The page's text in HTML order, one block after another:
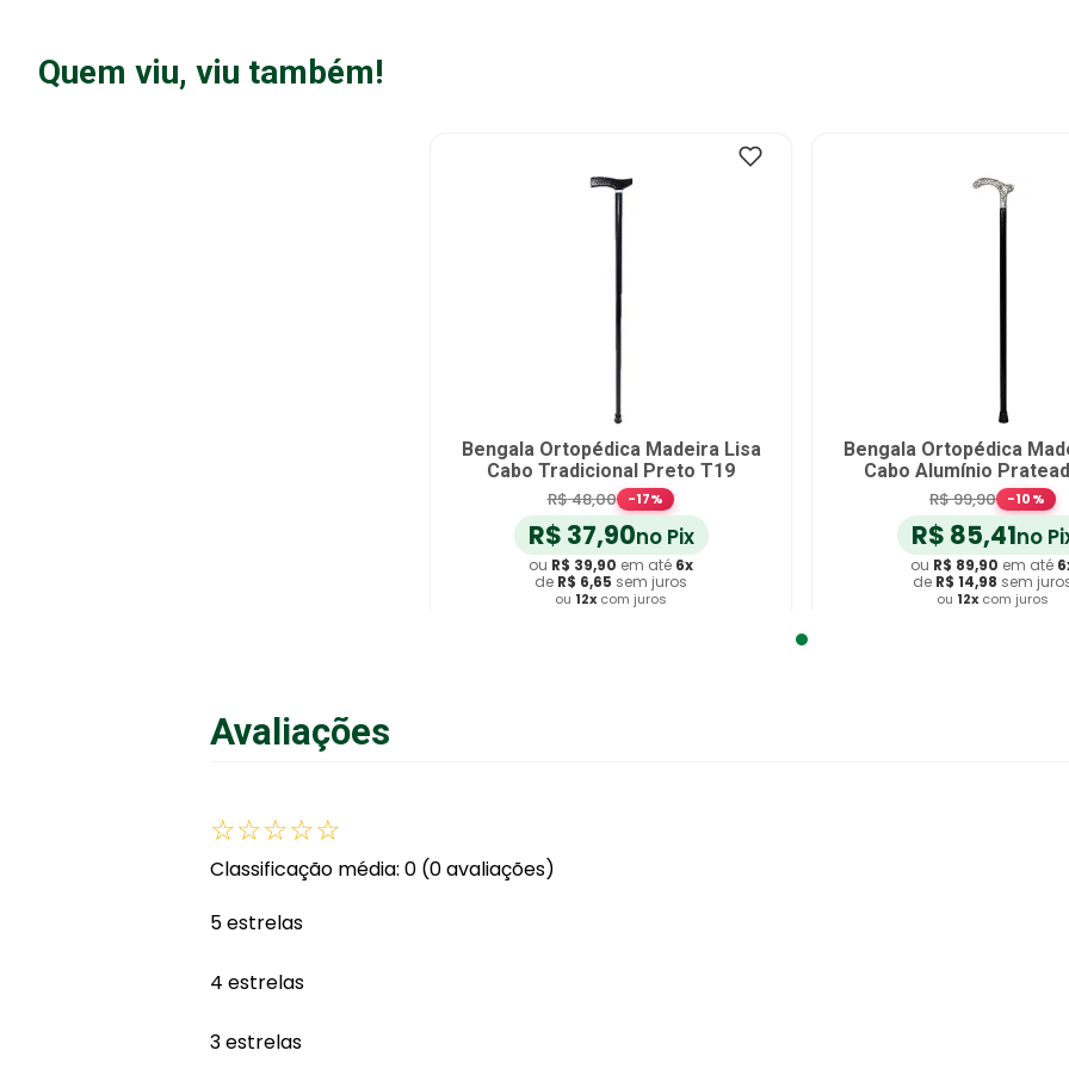
Quem viu, viu também!
Bengala Ortopédica Madeira Lisa
Cabo Tradicional Preto T19
R$48,00 -17%
R$ 37,90no Pix
ou R$ 39,90 em até 6x
de R$ 6,65 sem juros
ou 12x com juros
Bengala Ortopédica
Cabo Alumínio
R$99,90 -10%
R$ 85,41no
ou R$ 89,90 em até 6
de R$ 14,98 sem
ou 12x com juros
Avaliações
☆☆☆☆☆
Classificação média: 0 (0 avaliações)
5 estrelas
4 estrelas
3 estrelas